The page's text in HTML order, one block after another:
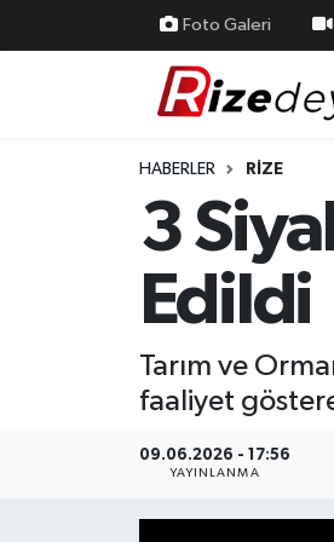
Foto Galeri
HABERLER RIZE
3
Edildi
Tarım ve
faaliyet
09.06.2026 - 17:56
YAYINLANMA
Yurttan Haberler
Ekonomi
Rize Nöbetçi Eczaneler
Rize Trafik Yoğunluk
Süper Lig Puan Durumu ve
Son Dakika Haberleri
Haber Arşivi